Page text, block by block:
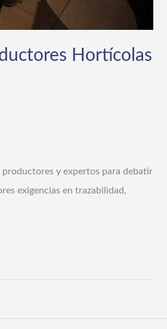
Hortícolas
y expertos para debatir
exigencias en trazabilidad,